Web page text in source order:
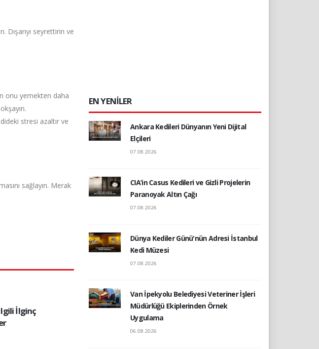
Dışarıyı seyrettirin ve
onu yemekten daha
stresi azaltır ve
sağlayın. Merak
İlginç
EN YENİLER
Ankara Kedileri Dünyanın Yeni Dijital
Elçileri
07.08.2026
CIA’in Casus Kedileri ve Gizli Projelerin
Paranoyak Altın Çağı
07.08.2026
Dünya Kediler Günü'nün Adresi İstanbul
Kedi Müzesi
07.08.2026
Van İpekyolu Belediyesi Veteriner İşleri
Müdürlüğü Ekiplerinden Örnek
Uygulama
06.08.2026